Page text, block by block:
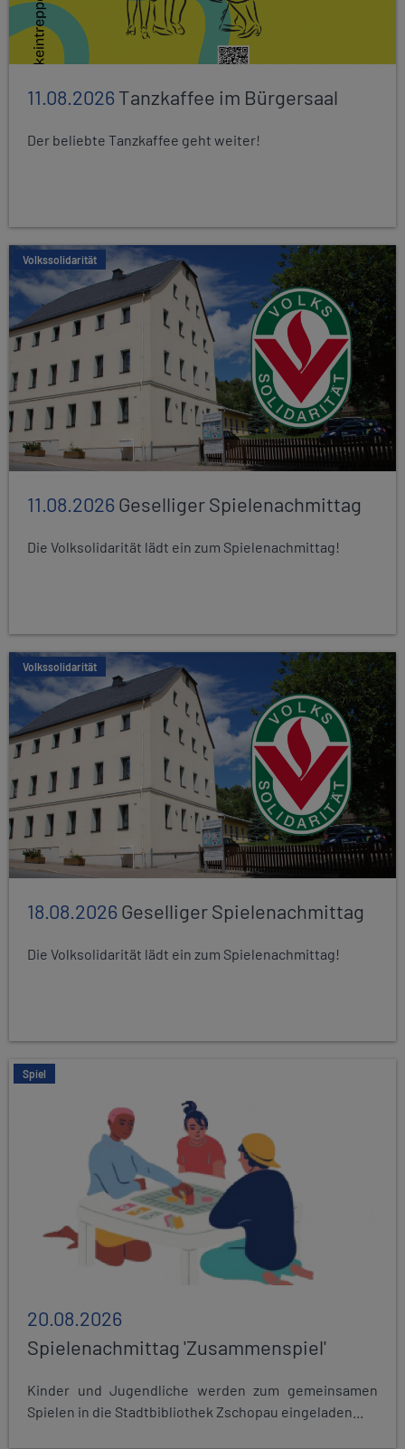
11.08.2026Tanzkaffee im Bürgersaal
Der beliebte Tanzkaffee geht weiter!
Volkssolidarität
11.08.2026Geselliger Spielenachmittag
Die Volksolidarität lädt ein zum Spielenachmittag!
Volkssolidarität
18.08.2026Geselliger Spielenachmittag
Die Volksolidarität lädt ein zum Spielenachmittag!
Spiel
20.08.2026
Spielenachmittag 'Zusammenspiel'
Kinder und Jugendliche werden zum gemeinsamen
Spielen in die Stadtbibliothek Zschopau eingeladen...